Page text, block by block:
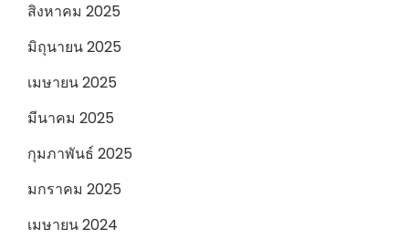
สิงหาคม 2025
มิถุนายน 2025
เมษายน 2025
มีนาคม 2025
กุมภาพันธ์ 2025
มกราคม 2025
เมษายน 2024